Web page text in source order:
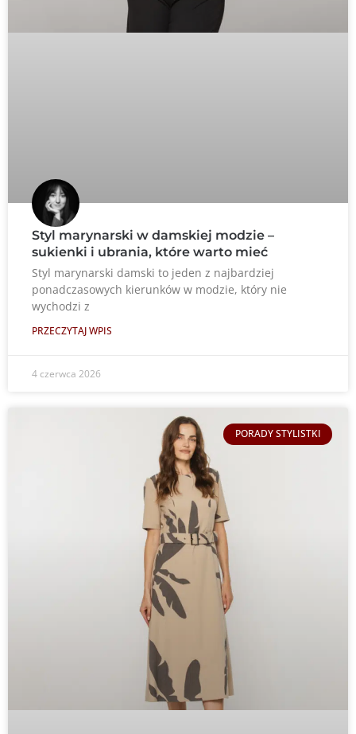
Styl marynarski w damskiej modzie –
sukienki i ubrania, które warto mieć
Styl marynarski damski to jeden z najbardziej
ponadczasowych kierunków w modzie, który nie
wychodzi z
PRZECZYTAJ WPIS
4 czerwca 2026
PORADY STYLISTKI